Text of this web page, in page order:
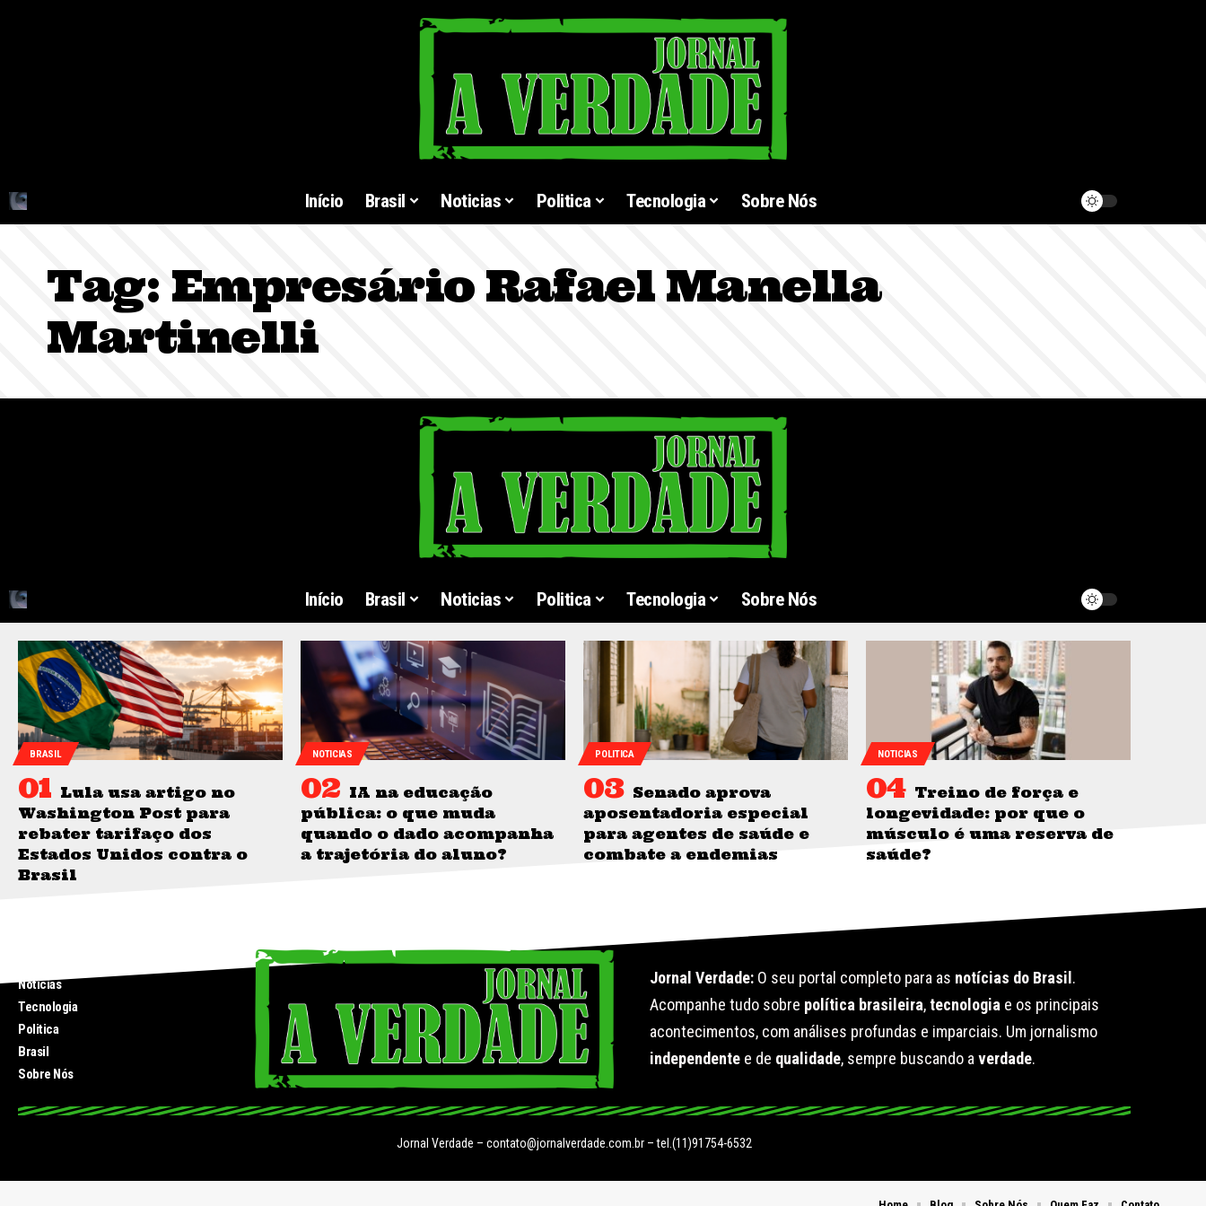
Início Brasil Noticias Politica Tecnologia Sobre Nós
Tag: Empresário Rafael Manella
Martinelli
Início Brasil Noticias Politica Tecnologia Sobre Nós
BRASIL
Lula usa artigo no
Washington Post para
rebater tarifaço dos
Estados Unidos contra o
Brasil
NOTICIAS
IA na educação
pública: o que muda
quando o dado acompanha
a trajetória do aluno?
POLITICA
Senado aprova
aposentadoria especial
para agentes de saúde e
combate a endemias
NOTICIAS
Treino de força e
longevidade: por que o
músculo é uma reserva de
saúde?
Noticias
Tecnologia
Politica
Brasil
Sobre Nós
Jornal Verdade: O seu portal completo para as notícias do Brasil .
Acompanhe tudo sobre política brasileira,tecnologia e os principais
acontecimentos, com análises profundas e imparciais. Um jornalismo
independente e de qualidade, sempre buscando averdade.
Jornal Verdade – contato@jornalverdade.com.br – tel.(11)91754-6532